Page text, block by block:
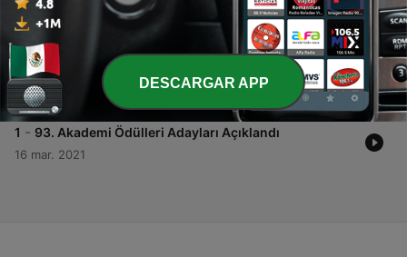
16 abr. 2021
2 - WGA ve PGA Ödülleri'nin Değerlendirmesi, En İyi
Film ve En İyi Uluslararası Film'de Oscar'ın
Favorileri
26 mar. 2021
1 - 93. Akademi Ödülleri Adayları Açıklandı
16 mar. 2021
DESCARGAR APP